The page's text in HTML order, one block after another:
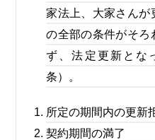
家法上、大家さんが
の全部の条件がそろ
ず、法定更新とな
条）。
所定の期間内の更新
契約期間の満了